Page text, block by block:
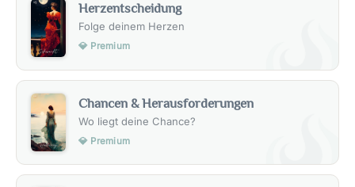
Herzentscheidung
Folge deinem Herzen
💎 Premium
Chancen & Herausforderungen
Wo liegt deine Chance?
💎 Premium